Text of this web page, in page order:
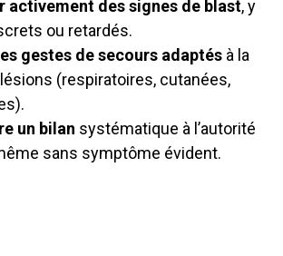
activement des signes de blast, y
ou retardés.
gestes de secours adaptés à la
(respiratoires, cutanées,
un bilan systématique à l’autorité
sans symptôme évident.